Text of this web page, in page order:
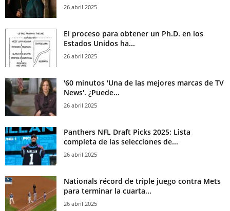
26 abril 2025
El proceso para obtener un Ph.D. en los
Estados Unidos ha...
26 abril 2025
'60 minutos 'Una de las mejores marcas de TV
News'. ¿Puede...
26 abril 2025
Panthers NFL Draft Picks 2025: Lista
completa de las selecciones de...
26 abril 2025
Nationals récord de triple juego contra Mets
para terminar la cuarta...
26 abril 2025